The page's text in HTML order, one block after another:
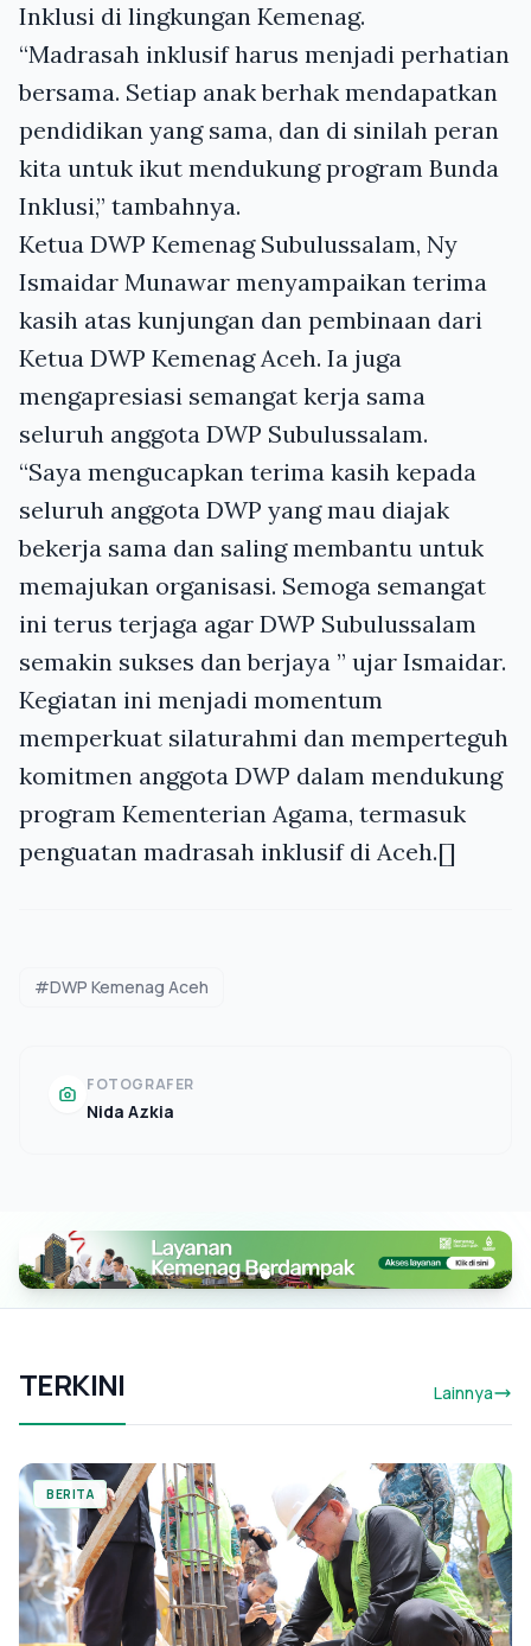
Inklusi di lingkungan Kemenag.
“Madrasah inklusif harus menjadi perhatian
bersama. Setiap anak berhak mendapatkan
pendidikan yang sama, dan di sinilah peran
kita untuk ikut mendukung program Bunda
Inklusi,” tambahnya.
Ketua DWP Kemenag Subulussalam, Ny
Ismaidar Munawar menyampaikan terima
kasih atas kunjungan dan pembinaan dari
Ketua DWP Kemenag Aceh. Ia juga
mengapresiasi semangat kerja sama
seluruh anggota DWP Subulussalam.
“Saya mengucapkan terima kasih kepada
seluruh anggota DWP yang mau diajak
bekerja sama dan saling membantu untuk
memajukan organisasi. Semoga semangat
ini terus terjaga agar DWP Subulussalam
semakin sukses dan berjaya ” ujar Ismaidar.
Kegiatan ini menjadi momentum
memperkuat silaturahmi dan memperteguh
komitmen anggota DWP dalam mendukung
program Kementerian Agama, termasuk
penguatan madrasah inklusif di Aceh.[]
#DWP Kemenag Aceh
FOTOGRAFER
Nida Azkia
TERKINI Lainnya
BERITA